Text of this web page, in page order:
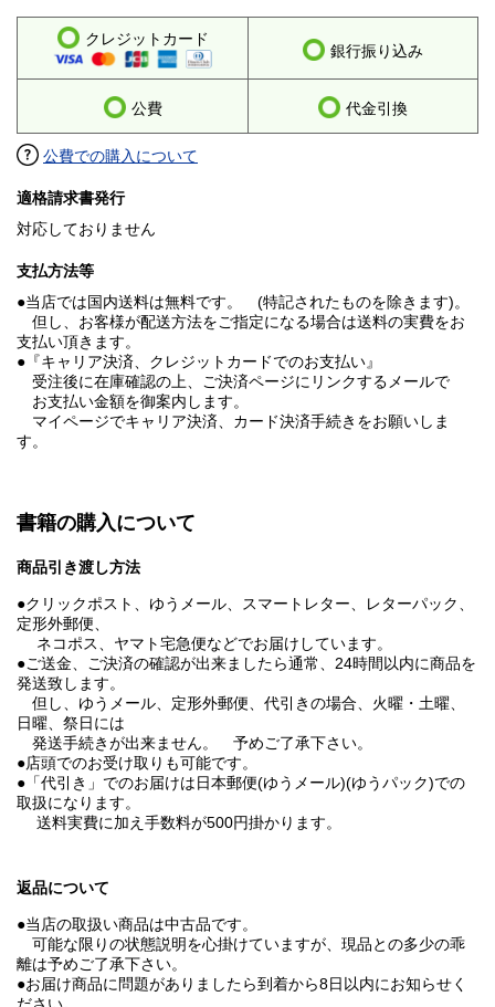
クレジットカード
銀行振り込み
公費 代金引換
公費での購入について
適格請求書発行
対応しておりません
支払方法等
●当店では国内送料は無料です。 (特記されたものを除きます)。
但し、お客様が配送方法をご指定になる場合は送料の実費をお
支払い頂きます。
●『キャリア決済、クレジットカードでのお支払い』
受注後に在庫確認の上、ご決済ページにリンクするメールで
お支払い金額を御案内します。
マイページでキャリア決済、カード決済手続きをお願いしま
す。
書籍の購入について
商品引き渡し方法
●クリックポスト、ゆうメール、スマートレター、レターパック、
定形外郵便、
ネコポス、ヤマト宅急便などでお届けしています。
●ご送金、ご決済の確認が出来ましたら通常、24時間以内に商品を
発送致します。
但し、ゆうメール、定形外郵便、代引きの場合、火曜・土曜、
日曜、祭日には
発送手続きが出来ません。 予めご了承下さい。
●店頭でのお受け取りも可能です。
●「代引き」でのお届けは日本郵便(ゆうメール)(ゆうパック)での
取扱になります。
送料実費に加え手数料が500円掛かります。
返品について
●当店の取扱い商品は中古品です。
可能な限りの状態説明を心掛けていますが、現品との多少の乖
離は予めご了承下さい。
●お届け商品に問題がありましたら到着から8日以内にお知らせく